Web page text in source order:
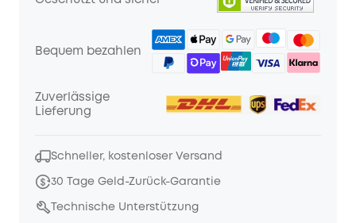
Bequem bezahlen
Zuverlässige
Lieferung
Schneller, kostenloser Versand
30 Tage Geld-Zurück-Garantie
Technische Unterstützung